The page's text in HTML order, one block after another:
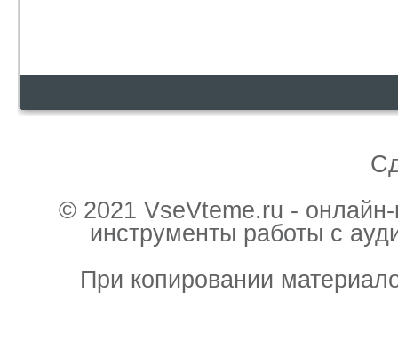
© 2021 VseVteme.ru -
инструменты работы с
При копировании